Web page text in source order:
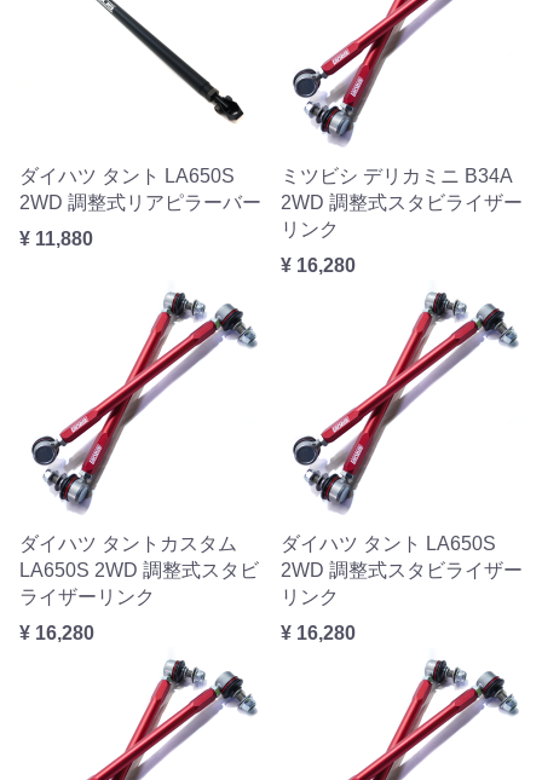
ダイハツ タント LA650S
2WD 調整式リアピラーバー
¥ 11,880
ミツビシ デリカミニ B34A
2WD 調整式スタビライザー
リンク
¥ 16,280
ダイハツ タントカスタム
LA650S 2WD 調整式スタビ
ライザーリンク
¥ 16,280
ダイハツ タント LA650S
2WD 調整式スタビライザー
リンク
¥ 16,280